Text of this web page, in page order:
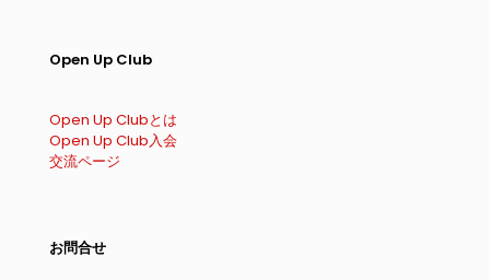
Open Up Club
Open Up Clubとは
Open Up Club入会
交流ページ
お問合せ